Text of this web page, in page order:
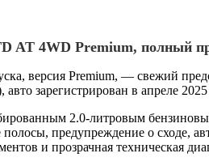
AT 4WD Premium, полный
версия Premium, — свежий
зарегистрирован в апреле
2.0-литровым
полосы, предупреждение о сходе,
и прозрачная техническая